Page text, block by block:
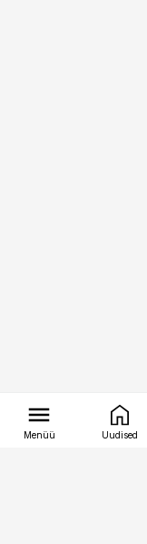
Menüü Uudised